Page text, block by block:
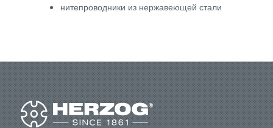
нитепроводники из нержавеющей стали